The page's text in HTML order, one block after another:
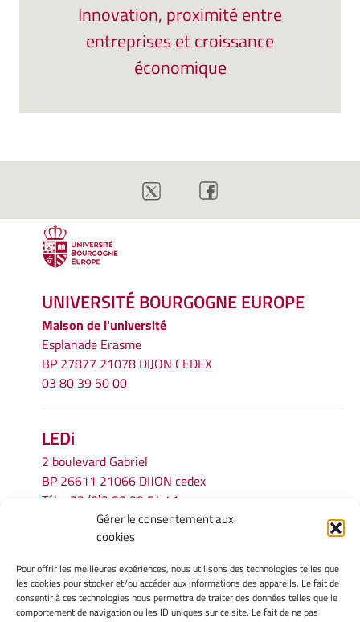
Gérer le consentement aux
cookies
Pour offrir les meilleures expériences, nous utilisons des technologies telles que
les cookies pour stocker et/ou accéder aux informations des appareils. Le fait de
consentir à ces technologies nous permettra de traiter des données telles que le
comportement de navigation ou les ID uniques sur ce site. Le fait de ne pas
Innovation, proximité entre
entreprises et croissance
économique
UNIVERSITÉ BOURGOGNE EUROPE
Maison de l'université
Esplanade Erasme
BP 27877 21078 DIJON CEDEX
03 80 39 50 00
LEDi
2 boulevard Gabriel
BP 26611 21066 DIJON cedex
Tél.
+33 (0)3 80 39 54 41
secretariat.ledi@u-bourgogne.fr
INFORMATIONS LÉGALES
Mentions légales
Gérer mes cookies